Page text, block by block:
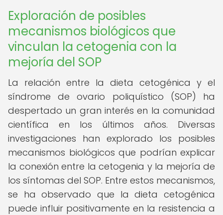
Exploración de posibles
mecanismos biológicos que
vinculan la cetogenia con la
mejoría del SOP
La relación entre la dieta cetogénica y el
síndrome de ovario poliquístico (SOP) ha
despertado un gran interés en la comunidad
científica en los últimos años. Diversas
investigaciones han explorado los posibles
mecanismos biológicos que podrían explicar
la conexión entre la cetogenia y la mejoría de
los síntomas del SOP. Entre estos mecanismos,
se ha observado que la dieta cetogénica
puede influir positivamente en la resistencia a